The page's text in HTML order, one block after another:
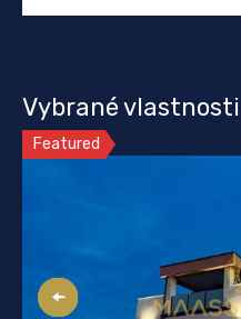
Vybrané vlastnosti
Featured